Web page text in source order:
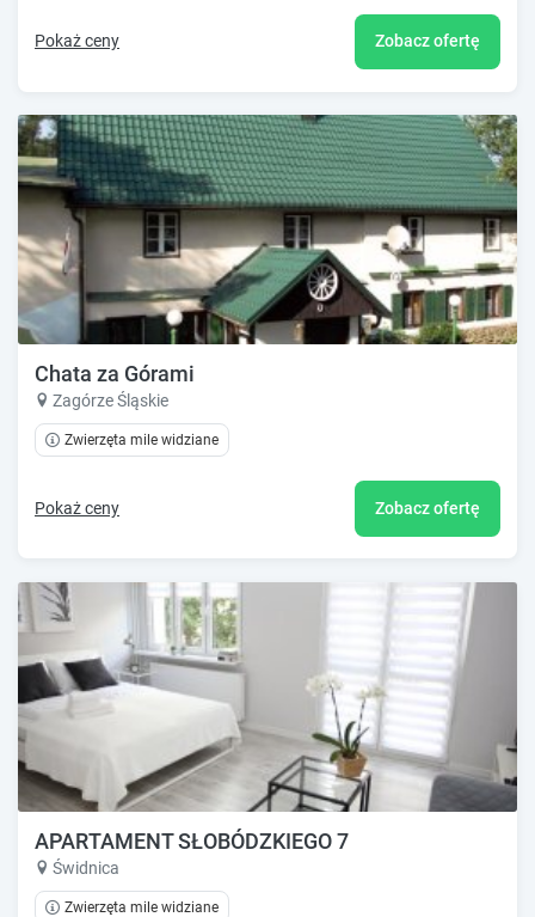
Pokaż ceny Zobacz ofertę
Chata za Górami
Zagórze Śląskie
Zwierzęta mile widziane
Pokaż ceny Zobacz ofertę
APARTAMENT SŁOBÓDZKIEGO 7
Świdnica
Zwierzęta mile widziane